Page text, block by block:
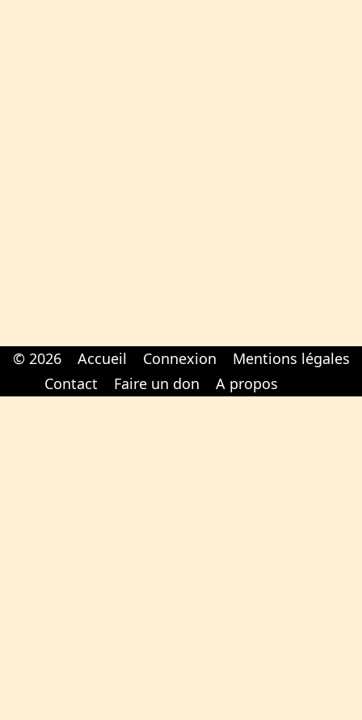
© 2026 Accueil Connexion
Mentions légales
Contact
Faire un don A propos